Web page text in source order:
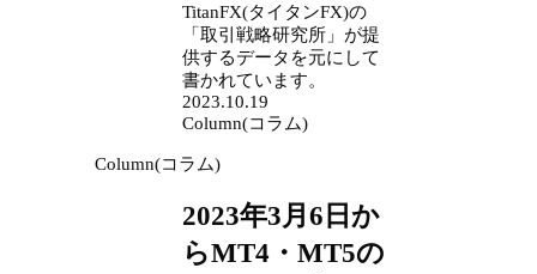
TitanFX(タイタンFX)の
「取引戦略研究所」が提
供するデータを元にして
書かれています。
2023.10.19
Column(コラム)
Column(コラム)
2023年3月6日か
らMT4・MT5の